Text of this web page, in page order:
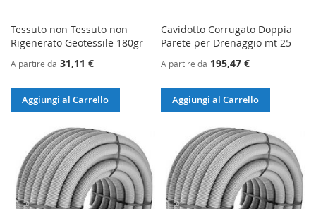
Tessuto non Tessuto non
Rigenerato Geotessile 180gr
A partire da 31,11 €
Aggiungi al Carrello
Cavidotto Corrugato Doppia
Parete per Drenaggio mt 25
A partire da 195,47 €
Aggiungi al Carrello